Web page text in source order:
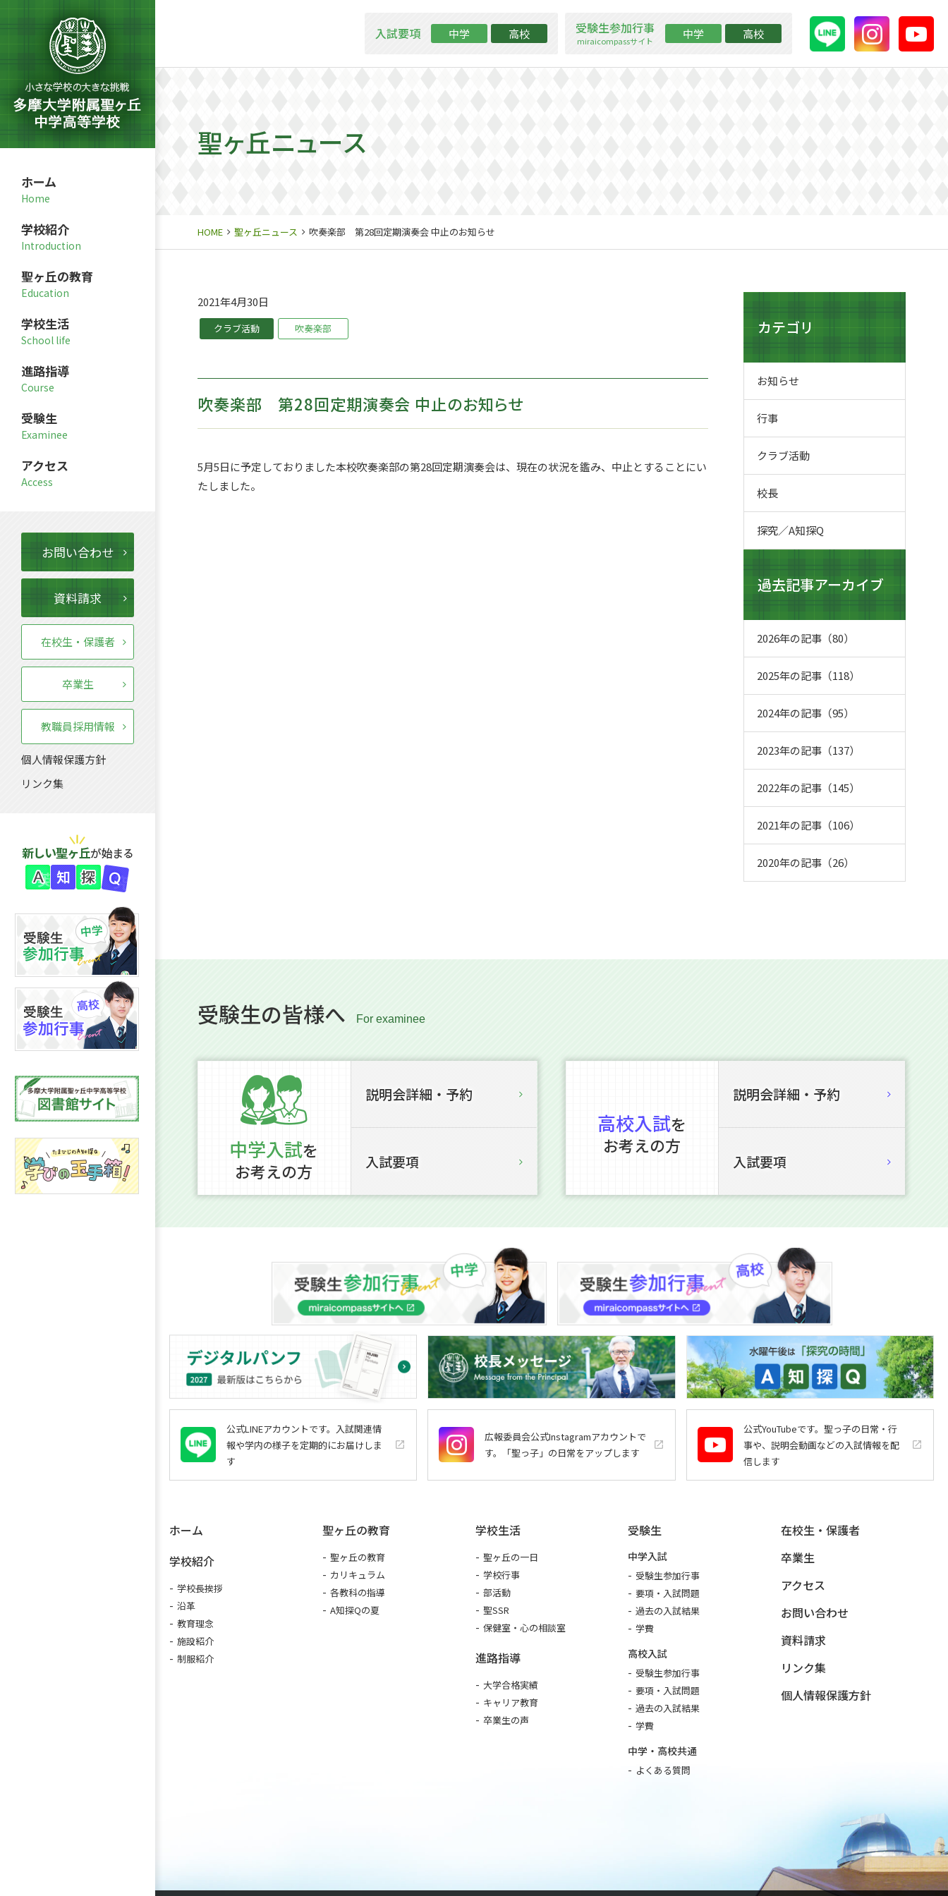
ホーム
学校紹介
聖ヶ丘の教育
学校生活
進路指導
受験生
アクセス
お問い合わせ
資料請求
在校生・保護者
卒業生
教職員採用情報
個人情報保護方針
リンク集
入試要項 中学 高校 受験生参加行事
miraicompassサイト 中学 高校
聖ヶ丘ニュース
HOME 聖ヶ丘ニュース 吹奏楽部 第28回定期演奏会 中止のお知らせ
2021年4月30日
クラブ活動 吹奏楽部
吹奏楽部 第28回定期演奏会 中止のお知らせ
5月5日に予定しておりました本校吹奏楽部の第28回定期演奏会は、現在の状況を鑑み、中止とすることにい
たしました。
カテゴリ
お知らせ
行事
クラブ活動
校長
探究／A知探Q
過去記事アーカイブ
2026年の記事（80）
2025年の記事（118）
2024年の記事（95）
2023年の記事（137）
2022年の記事（145）
2021年の記事（106）
2020年の記事（26）
受験生の皆様へ
中学入試を
お考えの方
説明会詳細・予約
入試要項
高校入試を
お考えの方
説明会詳細・予約
入試要項
公式LINEアカウントです。入試関連情
報や学内の様子を定期的にお届けしま
す
launch
広報委員会公式Instagramアカウントで
す。「聖っ子」の日常をアップします
launch
公式YouTubeです。聖っ子の日常・行
事や、説明会動画などの入試情報を配
信します
launch
ホーム
学校紹介
学校長挨拶
沿革
教育理念
施設紹介
制服紹介
聖ヶ丘の教育
聖ヶ丘の教育
カリキュラム
各教科の指導
A知探Qの夏
学校生活
聖ヶ丘の一日
学校行事
部活動
聖SSR
保健室・心の相談室
進路指導
大学合格実績
キャリア教育
卒業生の声
受験生
中学入試
受験生参加行事
要項・入試問題
過去の入試結果
学費
高校入試
受験生参加行事
要項・入試問題
過去の入試結果
学費
中学・高校共通
よくある質問
在校生・保護者
卒業生
アクセス
お問い合わせ
資料請求
リンク集
個人情報保護方針